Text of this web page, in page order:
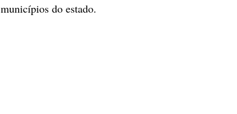
municípios do estado.